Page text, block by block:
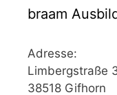
braam
Adresse:
Limbergstraße
38518 Gifhorn